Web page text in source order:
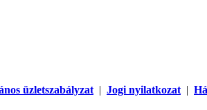
üzletszabályzat | Jogi nyilatkozat |